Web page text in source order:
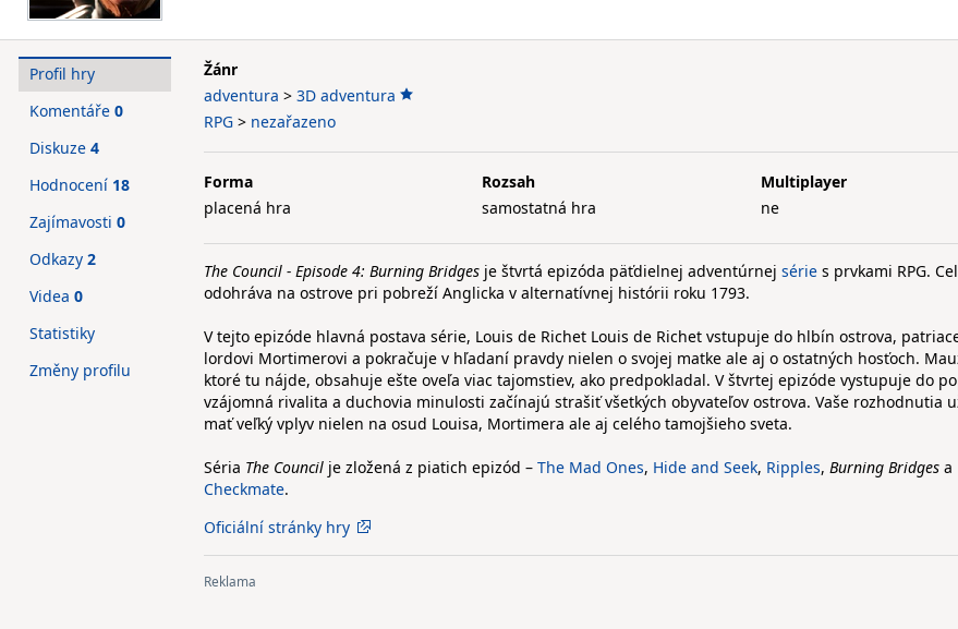
Žánr
adventura > 3D adventura
RPG > nezařazeno
Forma
placená hra
Rozsah
samostatná hra
Multiplayer
ne
The Council - Episode 4: Burning Bridges je štvrtá epizóda päťdielnej adventúrnej série s prvkami RPG.
odohráva na ostrove pri pobreží Anglicka v alternatívnej histórii roku 1793.
V tejto epizóde hlavná postava série, Louis de Richet Louis de Richet vstupuje do hlbín ostrova,
lordovi Mortimerovi a pokračuje v hľadaní pravdy nielen o svojej matke ale aj o ostatných hosťoch.
ktoré tu nájde, obsahuje ešte oveľa viac tajomstiev, ako predpokladal. V štvrtej epizóde vystupuje do
vzájomná rivalita a duchovia minulosti začínajú strašiť všetkých obyvateľov ostrova. Vaše rozhodnutia
mať veľký vplyv nielen na osud Louisa, Mortimera ale aj celého tamojšieho sveta.
Séria The Council je zložená z piatich epizód – The Mad Ones, Hide and Seek, Ripples, Burning Bridges a
Checkmate.
Oficiální stránky hry
Profil hry
Komentáře 0
Diskuze 4
Hodnocení 18
Zajímavosti 0
Odkazy 2
Videa 0
Statistiky
Změny profilu